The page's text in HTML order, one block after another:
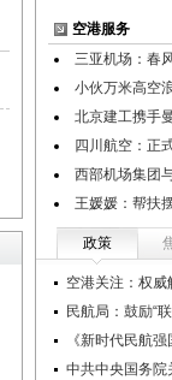
空港服务
三亚机场：春
小伙万米高空
北京建工携手
四川航空：正
西部机场集团
王媛媛：帮扶
政策
空港关注：权威
民航局：鼓励“
《新时代民航
中共中央国务院